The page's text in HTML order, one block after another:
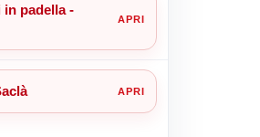
in padella -